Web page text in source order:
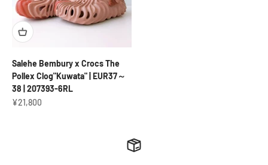
Salehe Bembury x Crocs The
Pollex Clog"Kuwata" | EUR37～
38 | 207393-6RL
セール価格
¥21,800